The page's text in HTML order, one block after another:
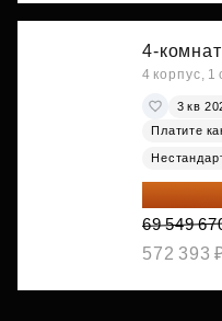
4-
4 корпус,
3 кв
Платите
50 771
69 549
572 393